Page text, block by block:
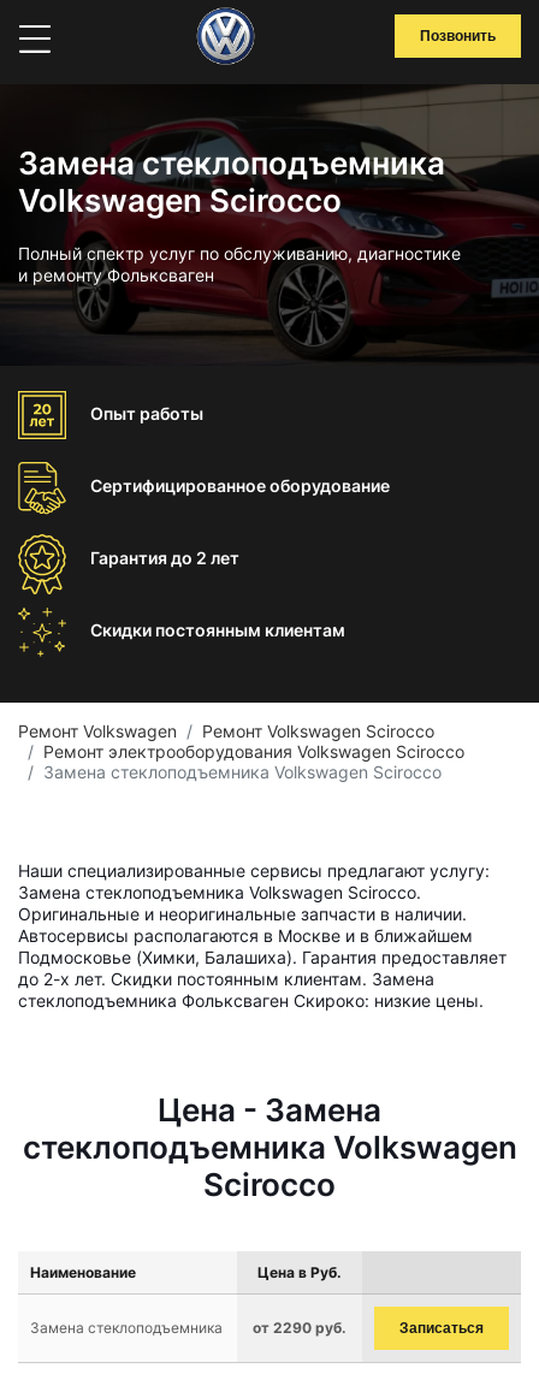
Позвонить
Замена стеклоподъемника
Volkswagen Scirocco
Полный спектр услуг по обслуживанию, диагностике
и ремонту Фольксваген
Опыт работы
Сертифицированноеоборудование
Гарантиядо 2 лет
Скидки постоянным клиентам
Ремонт Volkswagen
Ремонт Volkswagen Scirocco
Ремонт электрооборудования Volkswagen Scirocco
Замена стеклоподъемника Volkswagen Scirocco
Наши специализированные сервисы предлагают услугу:
Замена стеклоподъемника Volkswagen Scirocco.
Оригинальные и неоригинальные запчасти в наличии.
Автосервисы располагаются в Москве и в ближайшем
Подмосковье (Химки, Балашиха). Гарантия предоставляет
до 2-х лет. Скидки постоянным клиентам. Замена
стеклоподъемника Фольксваген Скироко: низкие цены.
Цена - Замена
стеклоподъемника Volkswagen
Scirocco
Наименование Цена в Руб.
Замена стеклоподъемника от 2290 руб. Записаться